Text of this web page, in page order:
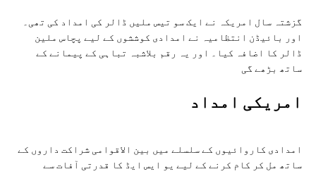
گزشتہ سال امریکہ نے ایک سو تیس ملیں ڈالر کی امداد کی تھی۔
اور بائیڈن انتظامیہ نے امدادی کوششوں کے لیے پچاس ملین
ڈالر کا اضافہ کیا۔ اور یہ رقم بلاشبہ تباہی کے پیمانے کے
ساتھ بڑھے گی
امريکی امداد
امدادی کاروائیوں کے سلسلے میں بین الاقوامی شراکت داروں کے
ساتھ مل کر کام کرنے کے لیے یو ایس ایڈ کا قدرتی آفات سے